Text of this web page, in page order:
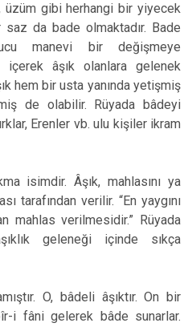
üzüm gibi herhangi bir yiyecek
da bade olmaktadır. Bade
manevi bir değişmeye
içerek âşık olanlara gelenek
hem bir usta yanında yetişmiş
de olabilir. Rüyada bâdeyi
Erenler vb. ulu kişiler ikram
isimdir. Âşık, mahlasını ya
tarafından verilir. “En yaygını
mahlas verilmesidir.” Rüyada
geleneği içinde sıkça
O, bâdeli âşıktır. On bir
i fâni gelerek bâde sunarlar.